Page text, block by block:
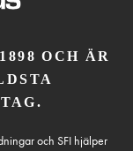
OCH ÄR
och SFI hjälper